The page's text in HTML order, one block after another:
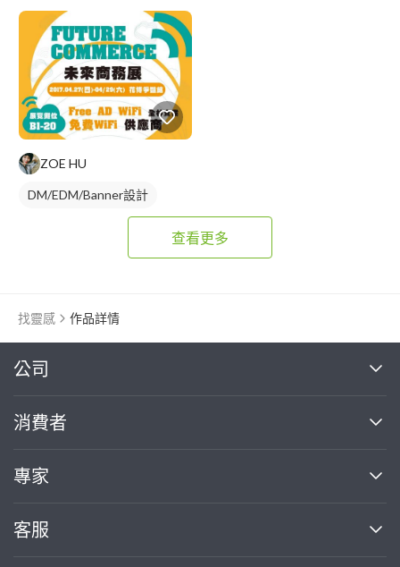
ZOE HU
DM/EDM/Banner設計
查看更多
找靈感 作品詳情
公司
關於我們
部落格
加入我們
消費者
買服務
熱門服務
專家
案件中心
客服
繼續完成